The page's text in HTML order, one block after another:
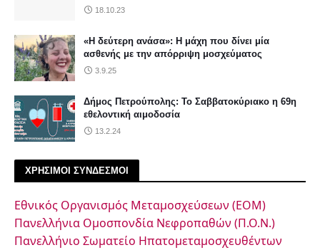
18.10.23
«Η δεύτερη ανάσα»: Η μάχη που δίνει μία
ασθενής με την απόρριψη μοσχεύματος
3.9.25
Δήμος Πετρούπολης: Το Σαββατοκύριακο η 69η
εθελοντική αιμοδοσία
13.2.24
ΧΡΗΣΙΜΟΙ ΣΥΝΔΕΣΜΟΙ
Εθνικός Οργανισμός Μεταμοσχεύσεων (ΕΟΜ)
Πανελλήνια Ομοσπονδία Νεφροπαθών (Π.Ο.Ν.)
Πανελλήνιο Σωματείο Ηπατομεταμοσχευθέντων